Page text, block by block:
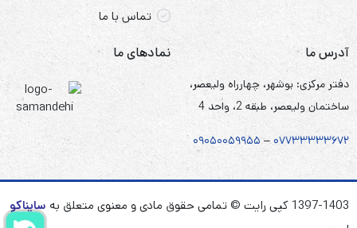
تماس با ما
آدرس ما
دفتر مرکزی: بوشهر، چهارراه ولیعصر،
ساختمان ولیعصر، طبقه 2، واحد 4
۰۷۷۳۳۳۳۳۶۷۲ – ۰۹۰۵۰۰۵۹۹۵۵
نمادهای ما
1397-1403 کپی رایت © تمامی حقوق مادی و معنوی متعلق به
سایناکو